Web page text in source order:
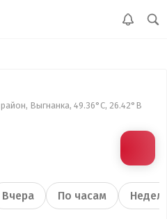
Выгнанка, 49.36°С, 26.42°В
Вчера По часам